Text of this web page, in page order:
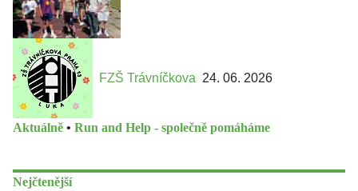
FZŠ Trávníčkova 24. 06. 2026
Aktuálně • Run and Help - společně pomáháme
Nejčtenější